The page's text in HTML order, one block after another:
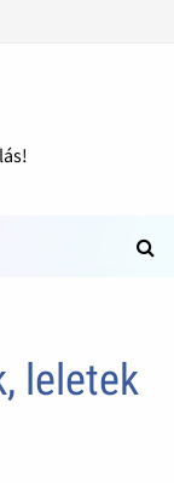
leletek